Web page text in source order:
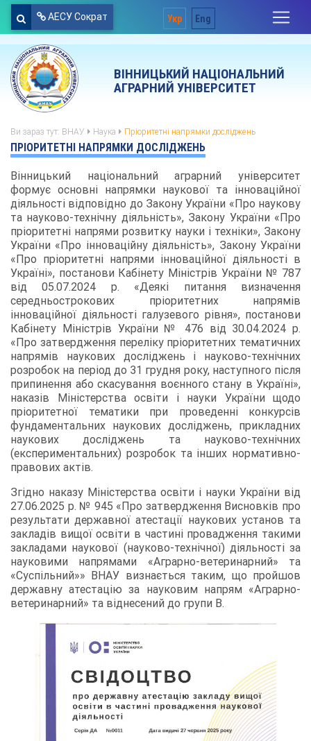
АЕСУ Сократ Укр Eng
ВІННИЦЬКИЙ НАЦІОНАЛЬНИЙ
АГРАРНИЙ УНІВЕРСИТЕТ
Ви зараз тут: ВНАУ Наука Пріоритетні напрямки досліджень
ПРІОРИТЕТНІ НАПРЯМКИ ДОСЛІДЖЕНЬ
Вінницький національний аграрний університет
формує основні напрямки наукової та інноваційної
діяльності відповідно до Закону України «Про наукову
та науково-технічну діяльність», Закону України «Про
пріоритетні напрями розвитку науки і техніки», Закону
України «Про інноваційну діяльність», Закону України
«Про пріоритетні напрями інноваційної діяльності в
Україні», постанови Кабінету Міністрів України № 787
від 05.07.2024 р. «Деякі питання визначення
середньострокових пріоритетних напрямів
інноваційної діяльності галузевого рівня», постанови
Кабінету Міністрів України № 476 від 30.04.2024 р.
«Про затвердження переліку пріоритетних тематичних
напрямів наукових досліджень і науково-технічних
розробок на період до 31 грудня року, наступного після
припинення або скасування воєнного стану в Україні»,
наказів Міністерства освіти і науки України щодо
пріоритетної тематики при проведенні конкурсів
фундаментальних наукових досліджень, прикладних
наукових досліджень та науково-технічних
(експериментальних) розробок та інших нормативно-
правових актів.
Згідно наказу Міністерства освіти і науки України від
27.06.2025 р. № 945 «Про затвердження Висновків про
результати державної атестації наукових установ та
закладів вищої освіти в частині провадження такими
закладами наукової (науково-технічної) діяльності за
науковими напрямами «Аграрно-ветеринарний» та
«Суспільний»» ВНАУ визнається таким, що пройшов
державну атестацію за науковим напрям «Аграрно-
ветеринарний» та віднесений до групи В.